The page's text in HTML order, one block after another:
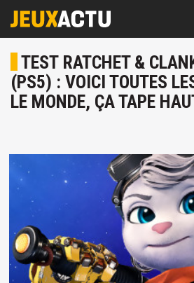
TEST RATCHET &
(PS5) : VOICI TOUTES
LE MONDE, ÇA TAPE